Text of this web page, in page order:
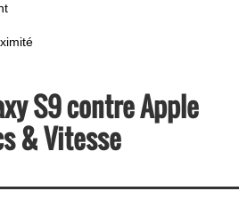
S9 contre Apple
& Vitesse